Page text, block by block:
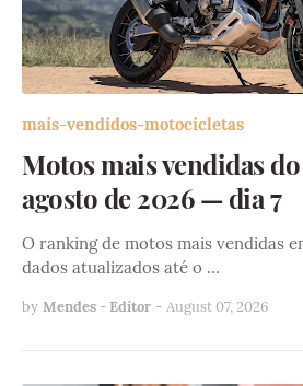
mais-vendidos-motocicletas
Motos mais vendidas
agosto de 2026 — dia 7
O ranking de motos mais vendidas
dados atualizados até o …
by Mendes - Editor - August 07, 2026